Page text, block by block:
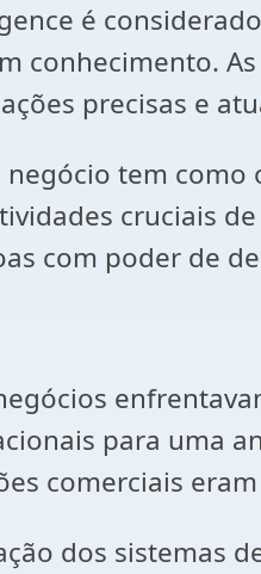
é
conhecimento.
precisas e
tem como
cruciais
com poder de
para uma
comerciais
dos sistemas